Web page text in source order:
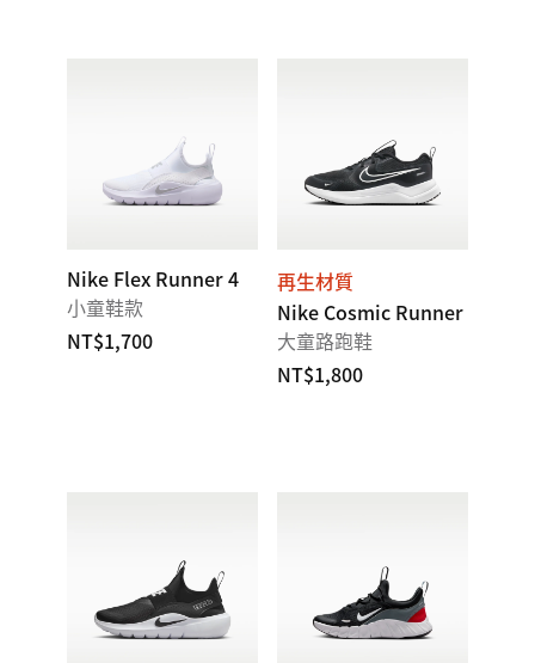
Nike Flex Runner 4
小童鞋款
NT$1,700
再生材質
Nike Cosmic Runner
大童路跑鞋
NT$1,800